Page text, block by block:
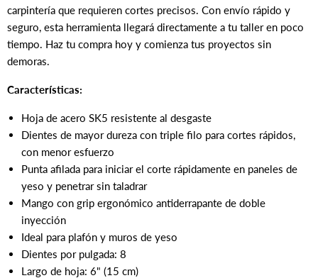
carpintería que requieren cortes precisos. Con envío rápido y
seguro, esta herramienta llegará directamente a tu taller en poco
tiempo. Haz tu compra hoy y comienza tus proyectos sin
demoras.
Características:
Hoja de acero SK5 resistente al desgaste
Dientes de mayor dureza con triple filo para cortes rápidos,
con menor esfuerzo
Punta afilada para iniciar el corte rápidamente en paneles de
yeso y penetrar sin taladrar
Mango con grip ergonómico antiderrapante de doble
inyección
Ideal para plafón y muros de yeso
Dientes por pulgada: 8
Largo de hoja: 6" (15 cm)